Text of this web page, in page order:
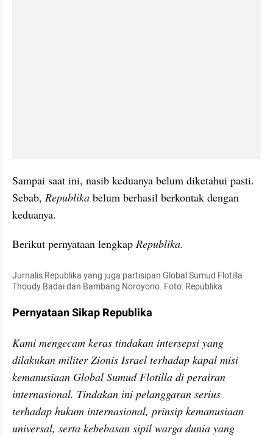
Sampai saat ini, nasib keduanya belum diketahui pasti.
Sebab, Republika belum berhasil berkontak dengan
keduanya.
Berikut pernyataan lengkap Republika.
Jurnalis Republika yang juga partisipan Global Sumud Flotilla
Thoudy Badai dan Bambang Noroyono. Foto: Republika
Pernyataan Sikap Republika
Kami mengecam keras tindakan intersepsi yang
dilakukan militer Zionis Israel terhadap kapal misi
kemanusiaan Global Sumud Flotilla di perairan
internasional. Tindakan ini pelanggaran serius
terhadap hukum internasional, prinsip kemanusiaan
universal, serta kebebasan sipil warga dunia yang